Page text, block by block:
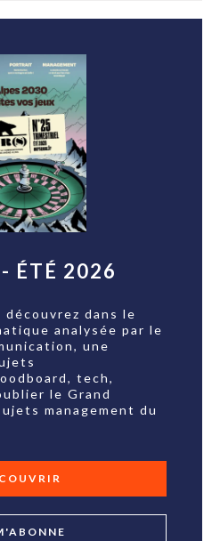
ÉTÉ 2026
dans le
analysée par le
une
tech,
le Grand
management du